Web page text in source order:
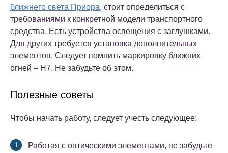
ближнего света Приора, стоит определиться с
требованиями к конкретной модели транспортного
средства. Есть устройства освещения с заглушками.
Для других требуется установка дополнительных
элементов. Следует помнить маркировку ближних
огней – H7. Не забудьте об этом.
Полезные советы
Чтобы начать работу, следует учесть следующее:
Работая с оптическими элементами, не забудьте